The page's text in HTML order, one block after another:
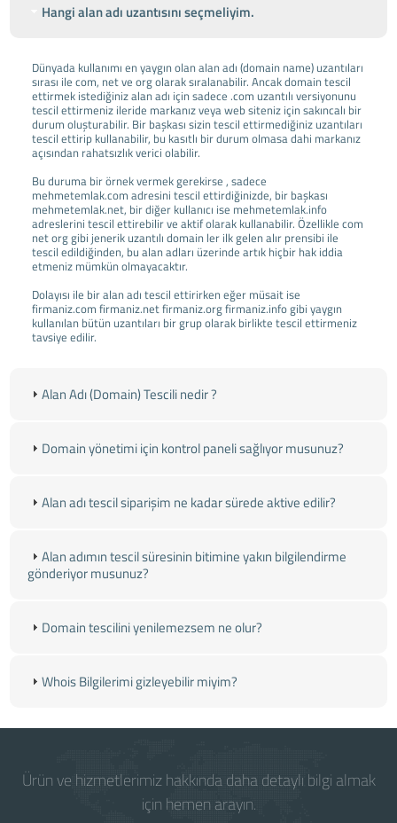
Hangi alan adı uzantısını seçmeliyim.
Dünyada kullanımı en yaygın olan alan adı (domain name) uzantıları
sırası ile com, net ve org olarak sıralanabilir. Ancak domain tescil
ettirmek istediğiniz alan adı için sadece .com uzantılı versiyonunu
tescil ettirmeniz ileride markanız veya web siteniz için sakıncalı bir
durum oluşturabilir. Bir başkası sizin tescil ettirmediğiniz uzantıları
tescil ettirip kullanabilir, bu kasıtlı bir durum olmasa dahi markanız
açısından rahatsızlık verici olabilir.
Bu duruma bir örnek vermek gerekirse , sadece
mehmetemlak.com adresini tescil ettirdiğinizde, bir başkası
mehmetemlak.net, bir diğer kullanıcı ise mehmetemlak.info
adreslerini tescil ettirebilir ve aktif olarak kullanabilir. Özellikle com
net org gibi jenerik uzantılı domain ler ilk gelen alır prensibi ile
tescil edildiğinden, bu alan adları üzerinde artık hiçbir hak iddia
etmeniz mümkün olmayacaktır.
Dolayısı ile bir alan adı tescil ettirirken eğer müsait ise
firmaniz.com firmaniz.net firmaniz.org firmaniz.info gibi yaygın
kullanılan bütün uzantıları bir grup olarak birlikte tescil ettirmeniz
tavsiye edilir.
Alan Adı (Domain) Tescili nedir ?
Domain yönetimi için kontrol paneli sağlıyor musunuz?
Alan adı tescil siparişim ne kadar sürede aktive edilir?
Alan adımın tescil süresinin bitimine yakın bilgilendirme
gönderiyor musunuz?
Domain tescilini yenilemezsem ne olur?
Whois Bilgilerimi gizleyebilir miyim?
Ürün ve hizmetlerimiz hakkında daha detaylı bilgi almak
için hemen arayın.